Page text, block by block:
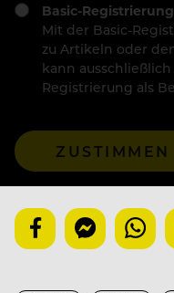
Basic-Registrierung
Mit der Basic-
zu Artikeln oder
kann
Registrierung als